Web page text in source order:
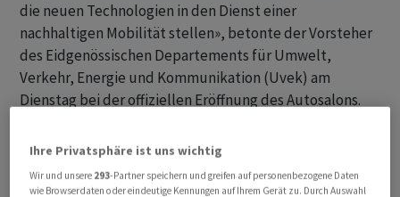
die neuen Technologien in den Dienst einer
nachhaltigen Mobilität stellen», betonte der Vorsteher
des Eidgenössischen Departements für Umwelt,
Verkehr, Energie und Kommunikation (Uvek) am
Dienstag bei der offiziellen Eröffnung des Autosalons.
Technologischer Fortschritt müsse Hand in Hand mit
verriet, dass sein erstes Auto ein oranger Opel Kadett
Ihre Privatsphäre ist uns wichtig
Wir und unsere 293-Partner speichern und greifen auf personenbezogene Daten
wie Browserdaten oder eindeutige Kennungen auf Ihrem Gerät zu. Durch Auswahl